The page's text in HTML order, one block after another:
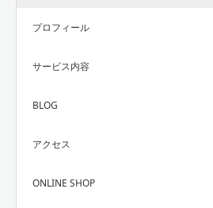
プロフィール
サービス内容
BLOG
アクセス
ONLINE SHOP